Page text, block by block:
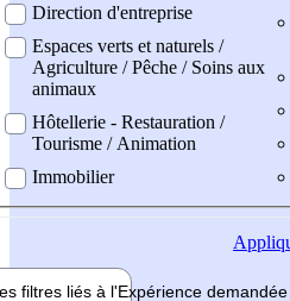
Direction d'entreprise
Espaces verts et naturels /
Agriculture / Pêche / Soins aux
animaux
Hôtellerie - Restauration /
Tourisme / Animation
Immobilier
filtres liés à l'Expérience demandée